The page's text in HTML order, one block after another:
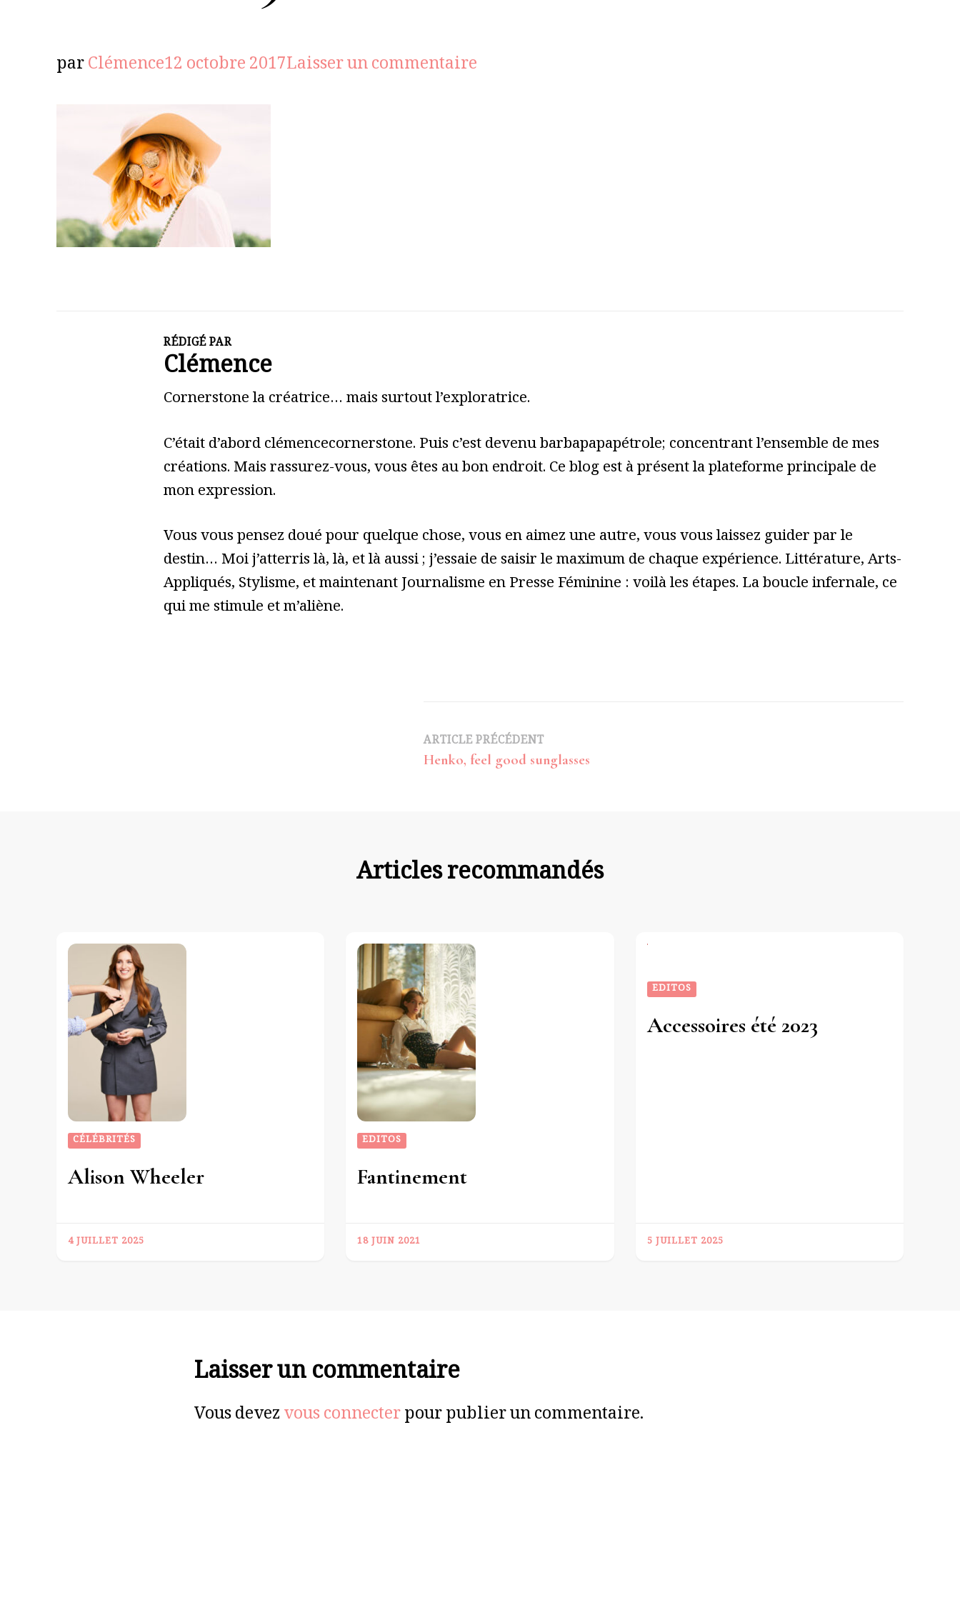
parClémence12 octobre 2017Laisser un commentaire
RÉDIGÉ PAR
Clémence
Cornerstone la créatrice… mais surtout l’exploratrice.
C’était d’abord clémencecornerstone. Puis c’est devenu barbapapapétrole; concentrant l’ensemble de mes
créations. Mais rassurez-vous, vous êtes au bon endroit. Ce blog est à présent la plateforme principale de
mon expression.
Vous vous pensez doué pour quelque chose, vous en aimez une autre, vous vous laissez guider par le
destin… Moi j’atterris là, là, et là aussi ; j’essaie de saisir le maximum de chaque expérience. Littérature, Arts-
Appliqués, Stylisme, et maintenant Journalisme en Presse Féminine : voilà les étapes. La boucle infernale, ce
qui me stimule et m’aliène.
Navigation
d’article
ARTICLE PRÉCÉDENT
Henko, feel good sunglasses
Articles recommandés
CÉLÉBRITÉS
Alison Wheeler
4 JUILLET 2025
EDITOS
Fantinement
18 JUIN 2021
EDITOS
Accessoires été 2023
5 JUILLET 2025
Laisser un commentaire
Vous devezvous connecterpour publier un commentaire.